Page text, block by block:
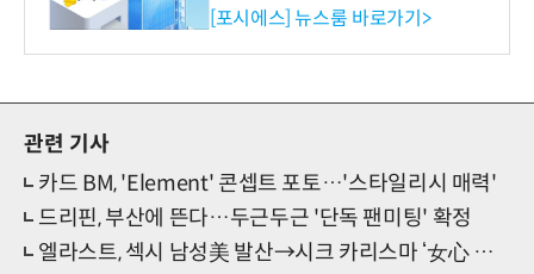
환원 강화” 계획 공시
[포시에스] 뉴스룸 바로가기>
관련 기사
카드 BM, 'Element' 콘셉트 포토…'스타일리시 매력'
드리핀, 부산에 뜬다…두근두근 '단독 팬미팅' 확정
엘라스트, 섹시 남성美 발산→시크 카리스마 ‘女心 스틸’